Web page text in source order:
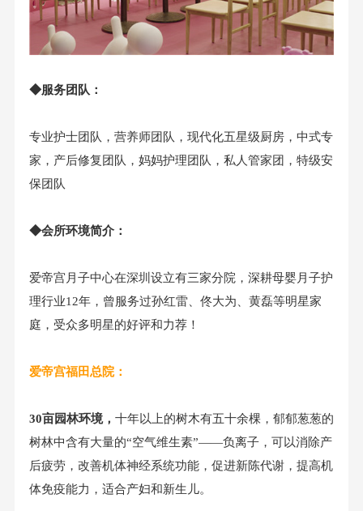
◆服务团队：
专业护士团队，营养师团队，现代化五星级厨房，中式专
家，产后修复团队，妈妈护理团队，私人管家团，特级安
保团队
◆会所环境简介：
爱帝宫月子中心在深圳设立有三家分院，深耕母婴月子护
理行业12年，曾服务过孙红雷、佟大为、黄磊等明星家
庭，受众多明星的好评和力荐！
爱帝宫福田总院：
30亩园林环境， 十年以上的树木有五十余棵，郁郁葱葱的
树林中含有大量的“空气维生素”——负离子，可以消除产
后疲劳，改善机体神经系统功能，促进新陈代谢，提高机
体免疫能力，适合产妇和新生儿。